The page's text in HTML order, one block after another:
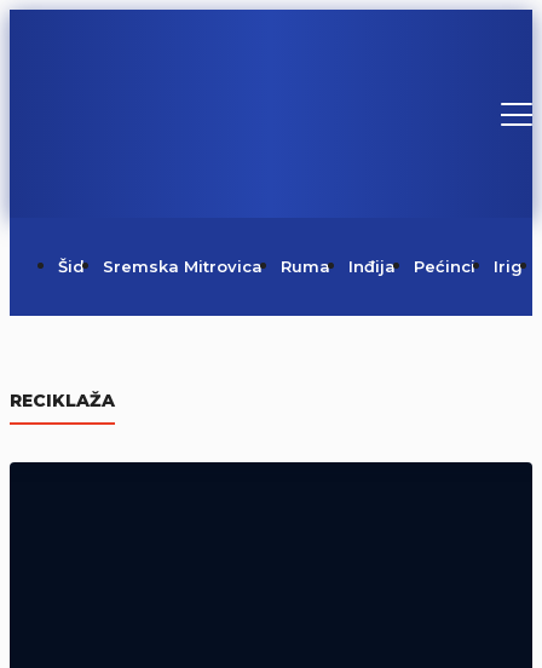
Šid Sremska Mitrovica Ruma Inđija Pećinci Irig
RECIKLAŽA
Mrkonjić Gradu (Video)